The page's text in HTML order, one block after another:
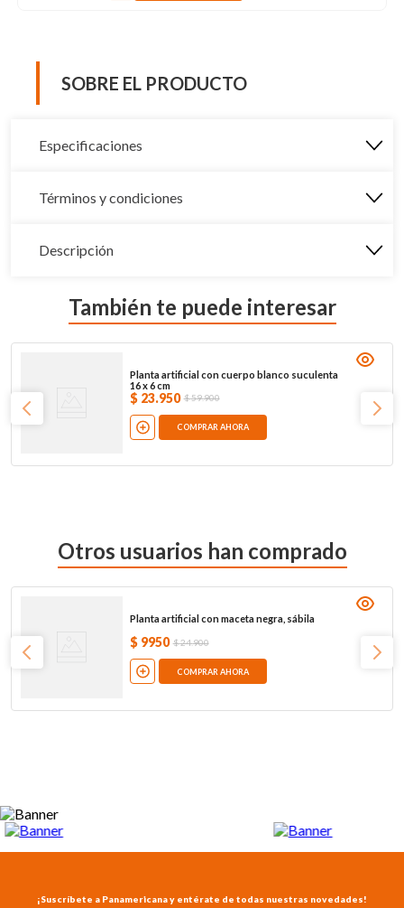
SOBRE EL PRODUCTO
Especificaciones
Términos y condiciones
Descripción
También te puede interesar
Planta artificial con cuerpo blanco suculenta
16 x 6 cm
$ 23.950 $59.900
COMPRAR AHORA
Otros usuarios han comprado
Planta artificial con maceta negra, sábila
$ 9950 $24.900
COMPRAR AHORA
¡Suscríbete a Panamericana y entérate de todas nuestras novedades!